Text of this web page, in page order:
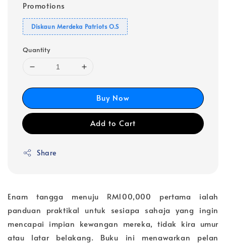
Promotions
Diskaun Merdeka Patriots O.S
Quantity
Buy Now
Add to Cart
Share
Enam tangga menuju RM100,000 pertama ialah
panduan praktikal untuk sesiapa sahaja yang ingin
mencapai impian kewangan mereka, tidak kira umur
atau latar belakang. Buku ini menawarkan pelan